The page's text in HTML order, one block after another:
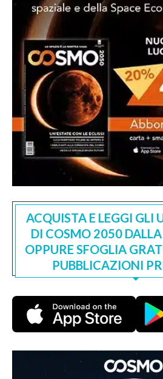
ACQUISTA E LEGGI GLI
DI COSMO 2050
OPPURE SFOGLIA
PUBBLICAZIONI